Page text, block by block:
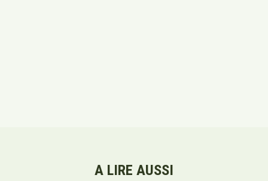
A LIRE AUSSI